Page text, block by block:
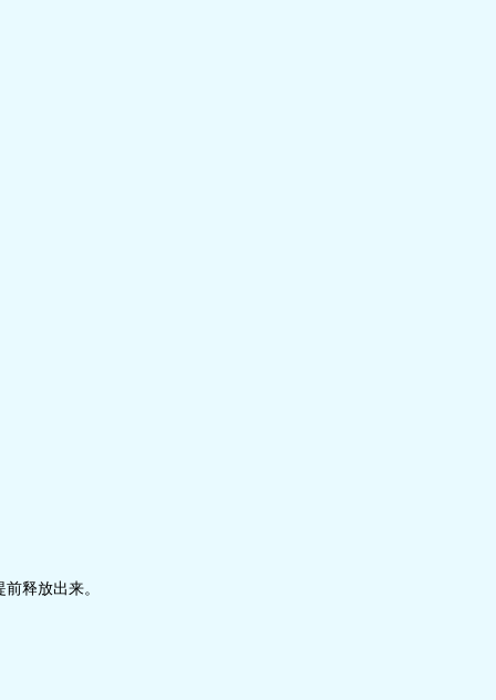
释放出来。